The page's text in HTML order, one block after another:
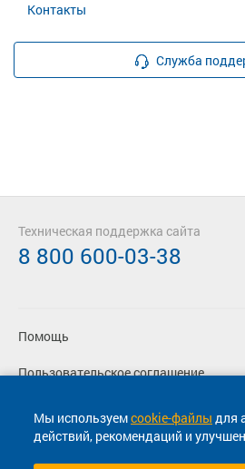
Контакты
Служба
Мы используемcookie-файлы для
действий, рекомендаций и
Помощь
Пользовательское соглашение
Политика конфиденциальности
Согласие на маркетинговые
Техническая поддержка сайта
8 800 600-03-38